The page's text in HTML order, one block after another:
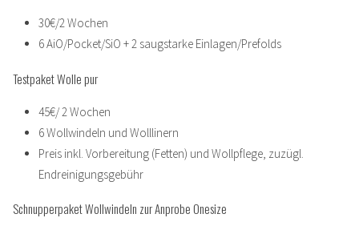
30€/2 Wochen
6 AiO/Pocket/SiO + 2 saugstarke Einlagen/Prefolds
Testpaket Wolle pur
45€/ 2 Wochen
6 Wollwindeln und Wolllinern
Preis inkl. Vorbereitung (Fetten) und Wollpflege, zuzügl.
Endreinigungsgebühr
Schnupperpaket Wollwindeln zur Anprobe Onesize